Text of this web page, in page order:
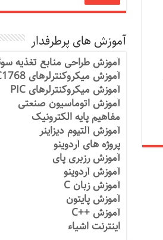
آموزش های پرطرفدار
آموزش طراحی منابع تغذیه
آموزش میکروکنترلرهای LPC1768
آموزش میکروکنترلرهای PIC
آموزش اتوماسیون صنعتی
مفاهیم پایه الکترونیک
آموزش آلتیوم دیزاینر
پروژه های آردوینو
آموزش رزبری پای
آموزش آردوینو
آموزش زبان C
آموزش پایتون
آموزش ++C
اینترنت اشیاء